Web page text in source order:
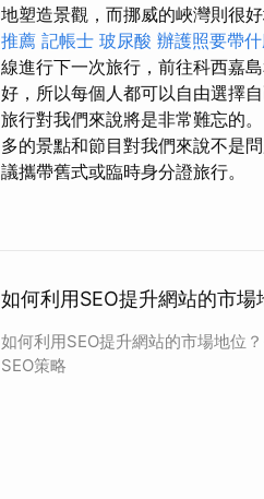
地塑造景觀，而挪威的峽灣則很
推薦 記帳士 玻尿酸 辦護照要帶
線進行下一次旅行，前往科西嘉
好，所以每個人都可以自由選擇
旅行對我們來說將是非常難忘的。
多的景點和節目對我們來說不是
議攜帶舊式或臨時身分證旅行。
如何利用SEO提升網站的市場
如何利用SEO提升網站的市場地位
SEO策略